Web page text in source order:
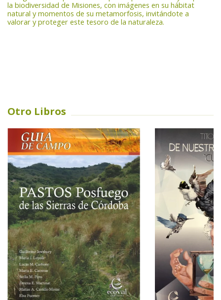
la biodiversidad de Misiones, con imágenes en su hábitat
natural y momentos de su metamorfosis, invitándote a
valorar y proteger este tesoro de la naturaleza.
Otro Libros